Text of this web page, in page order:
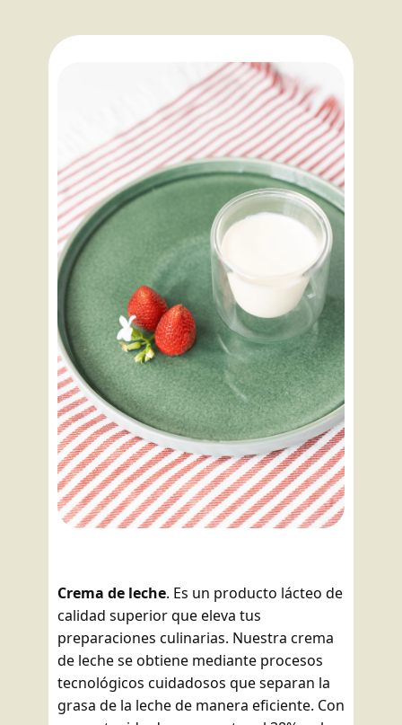
Crema de leche. Es un producto lácteo de
calidad superior que eleva tus
preparaciones culinarias. Nuestra crema
de leche se obtiene mediante procesos
tecnológicos cuidadosos que separan la
grasa de la leche de manera eficiente. Con